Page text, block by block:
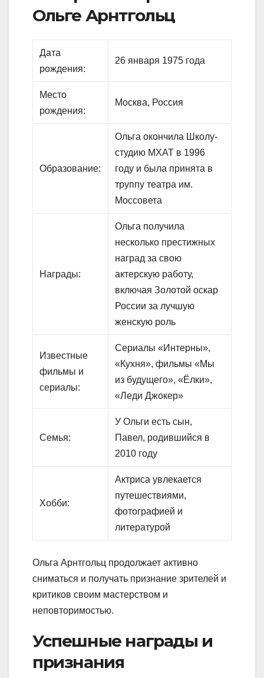
Ольге Арнтгольц
Дата
рождения:
26 января 1975 года
Место
рождения:
Москва, Россия
Образование:
Ольга окончила Школу-
студию МХАТ в 1996
году и была принята в
труппу театра им.
Моссовета
Награды:
Ольга получила
несколько престижных
наград за свою
актерскую работу,
включая Золотой оскар
России за лучшую
женскую роль
Известные
фильмы и
сериалы:
Сериалы «Интерны»,
«Кухня», фильмы «Мы
из будущего», «Ёлки»,
«Леди Джокер»
Семья:
У Ольги есть сын,
Павел, родившийся в
2010 году
Хобби:
Актриса увлекается
путешествиями,
фотографией и
литературой
Ольга Арнтгольц продолжает активно
сниматься и получать признание зрителей и
критиков своим мастерством и
неповторимостью.
Успешные награды и
признания